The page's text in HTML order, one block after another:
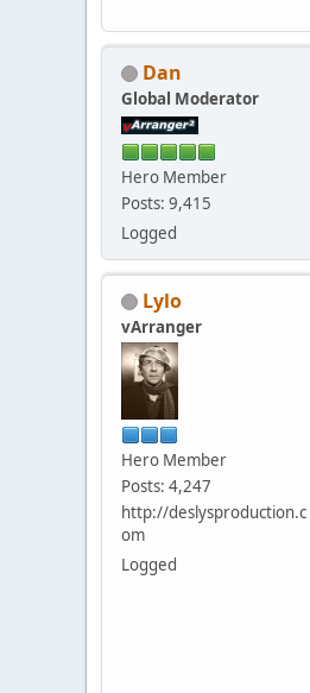
Dan
Global Moderator
Hero Member
Posts: 9,415
Logged
Lylo
vArranger
Hero Member
Posts: 4,247
http://deslysproduction.c
om
Logged